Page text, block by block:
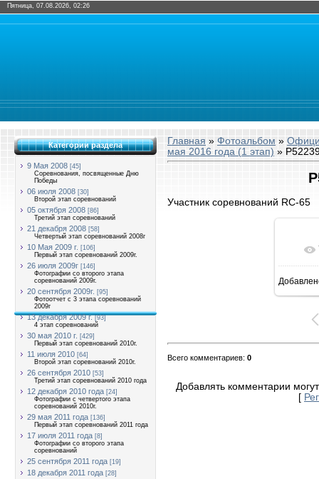
Пятница, 07.08.2026, 02:26
Категории раздела
9 Мая 2008 [45]
Соревнования, посвященные Дню
Победы
06 июля 2008 [30]
Второй этап соревнований
05 октября 2008 [86]
Третий этап соревнований
21 декабря 2008 [58]
Четвертый этап соревнований 2008г
10 Мая 2009 г. [106]
Первый этап соревнований 2009г.
26 июля 2009г [146]
Фотографии со второго этапа
соревнований 2009г.
20 сентября 2009г. [95]
Фотоотчет с 3 этапа соревнований
2009г
13 декабря 2009 г. [93]
4 этап соревнований
30 мая 2010 г. [429]
Первый этап соревнований 2010г.
11 июля 2010 [64]
Второй этап соревнований 2010г.
26 сентября 2010 [53]
Третий этап соревнований 2010 года
12 декабря 2010 года [24]
Фотографии с четвертого этапа
соревнований 2010г.
29 мая 2011 года [136]
Первый этап соревнований 2011 года
17 июля 2011 года [8]
Фотографии со второго этапа
соревнований
25 сентября 2011 года [19]
18 декабря 2011 года [28]
Главная » Фотоальбом »
мая 2016 года (1 этап) »
Участник соревнований RC-65
Всего комментариев: 0
Добавлять комментарии
[